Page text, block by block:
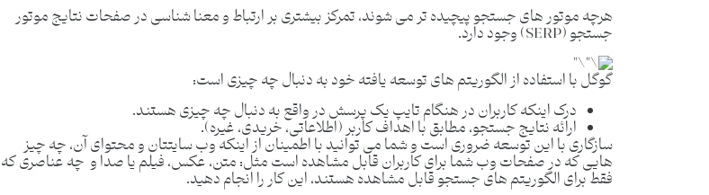
هرچه موتور های جستجو پیچیده تر می شوند، تمرکز بیشتری بر ارتباط و معنا شناسی در صفحات نتایج موتور
جستجو (SERP) وجود دارد.
گوگل با استفاده از الگوریتم های توسعه یافته خود به دنبال چه چیزی است:
درک اینکه کاربران در هنگام تایپ یک پرسش در واقع به دنبال چه چیزی هستند.
ارائه نتایج جستجو، مطابق با اهداف کاربر (اطلاعاتی، خریدی، غیره).
سازگاری با این توسعه ضروری است و شما می توانید با اطمینان از اینکه وب سایتتان و محتوای آن، چه چیز
هایی که در صفحات وب شما برای کاربران قابل مشاهده است مثل: متن، عکس، فیلم یا صدا و چه عناصری که
فقط برای الگوریتم های جستجو قابل مشاهده هستند، این کار را انجام دهید.